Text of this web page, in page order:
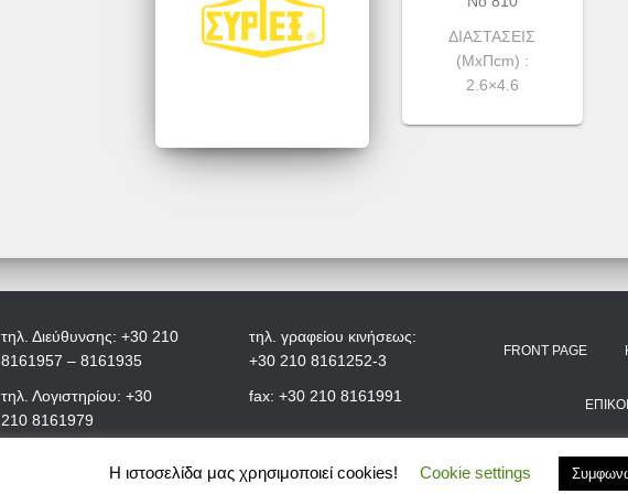
ΔΙΑΣΤΑΣΕΙΣ
(ΜxΠcm) :
2.6×4.6
τηλ. Διεύθυνσης: +30 210
8161957 – 8161935
τηλ. Λογιστηρίου: +30
210 8161979
τηλ. γραφείου κινήσεως:
+30 210 8161252-3
fax: +30 210 8161991
FRONT PAGE
Η ιστοσελίδα μας χρησιμοποιεί cookies! Cookie settings